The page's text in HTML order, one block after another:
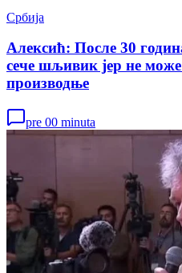
Србија
Алексић: После 30
сече шљивик јер не
производњe
pre 00 minuta